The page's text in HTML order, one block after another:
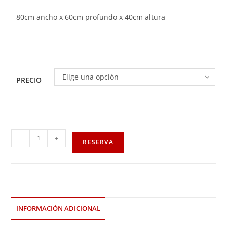
80cm ancho x 60cm profundo x 40cm altura
PRECIO Elige una opción
- + RESERVA
INFORMACIÓN ADICIONAL